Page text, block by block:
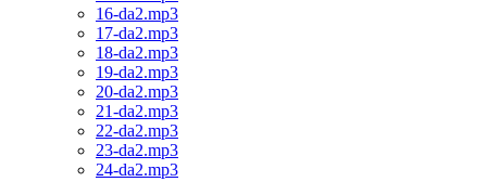
16-da2.mp3
17-da2.mp3
18-da2.mp3
19-da2.mp3
20-da2.mp3
21-da2.mp3
22-da2.mp3
23-da2.mp3
24-da2.mp3